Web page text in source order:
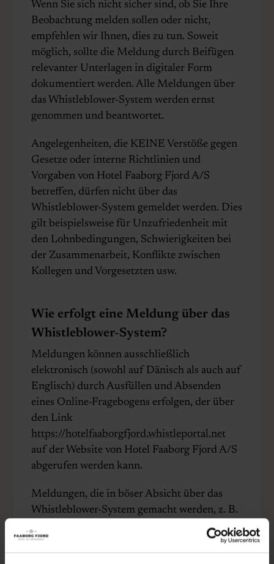
Wenn Sie sich nicht sicher sind, ob Sie Ihre
Beobachtung melden sollen oder nicht,
empfehlen wir Ihnen, dies zu tun. Soweit
möglich, sollte die Meldung durch Beifügen
relevanter Unterlagen in digitaler Form
dokumentiert werden. Alle Meldungen über
das Whistleblower-System werden ernst
genommen und beantwortet.
Angelegenheiten, die KEINE Verstöße gegen
Gesetze oder interne Richtlinien und
Vorgaben von Hotel Faaborg Fjord A/S
betreffen, dürfen nicht über das
Whistleblower-System gemeldet werden. Dies
gilt beispielsweise für Unzufriedenheit mit
den Lohnbedingungen, Schwierigkeiten bei
der Zusammenarbeit, Konflikte zwischen
Kollegen und Vorgesetzten usw.
Wie erfolgt eine Meldung über das
Whistleblower-System?
Meldungen können ausschließlich
elektronisch (sowohl auf Dänisch als auch auf
Englisch) durch Ausfüllen und Absenden
eines Online-Fragebogens erfolgen, der über
den Link
https://hotelfaaborgfjord.whistleportal.net
auf der Website von Hotel Faaborg Fjord A/S
abgerufen werden kann.
Meldungen, die in böser Absicht über das
Whistleblower-System gemacht werden, z. B.
um andere Mitarbeiter zu schikanieren oder
zu schädigen, werden mit Sanktionen